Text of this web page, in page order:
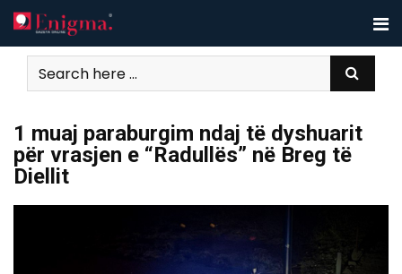
Skip
to
content
1 muaj paraburgim ndaj të dyshuarit
për vrasjen e “Radullës” në Breg të
Diellit